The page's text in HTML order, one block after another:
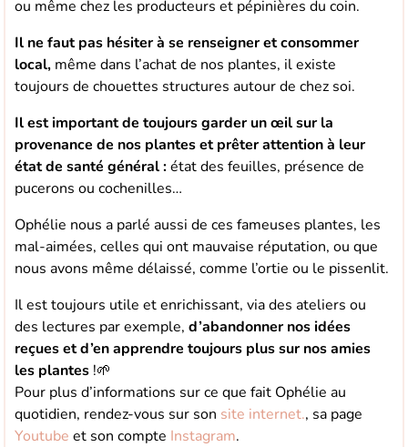
ou même chez les producteurs et pépinières du coin.
Il ne faut pas hésiter à se renseigner et consommer
local, même dans l’achat de nos plantes, il existe
toujours de chouettes structures autour de chez soi.
Il est important de toujours garder un œil sur la
provenance de nos plantes et prêter attention à leur
état de santé général :état des feuilles, présence de
pucerons ou cochenilles…
Ophélie nous a parlé aussi de ces fameuses plantes, les
mal-aimées, celles qui ont mauvaise réputation, ou que
nous avons même délaissé, comme l’ortie ou le pissenlit.
Il est toujours utile et enrichissant, via des ateliers ou
des lectures par exemple,d’abandonner nos idées
reçues et d’en apprendre toujours plus sur nos amies
les plantes !🌱
Pour plus d’informations sur ce que fait Ophélie au
quotidien, rendez-vous sur son site internet., sa page
Youtube et son compte Instagram.